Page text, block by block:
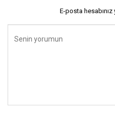
E-posta hesabınız